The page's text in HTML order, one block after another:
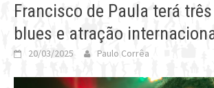
Francisco de Paula terá
blues e atração
20/03/2025 Paulo Corrêa